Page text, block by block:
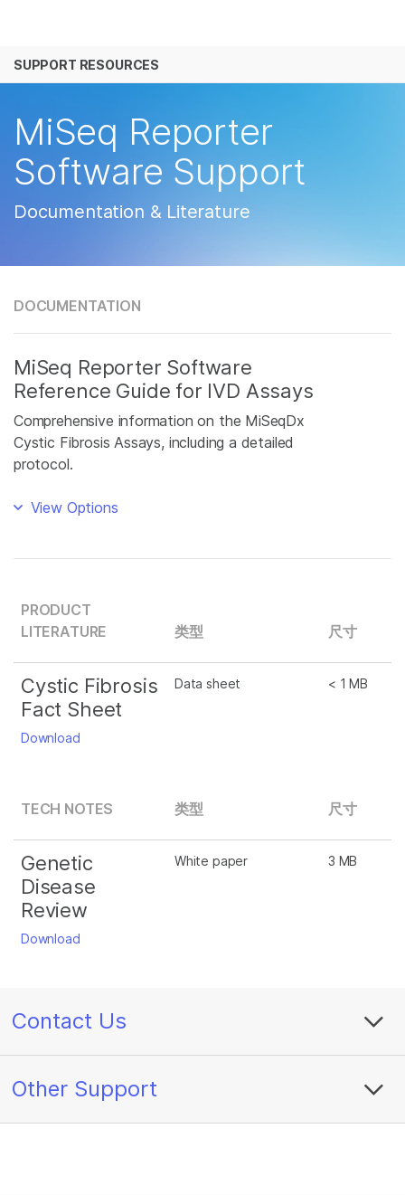
解决方案
公司
SUPPORT RESOURCES
MiSeq Reporter
Software Support
Documentation & Literature
DOCUMENTATION
MiSeq Reporter Software
Reference Guide for IVD Assays
Comprehensive information on the MiSeqDx
Cystic Fibrosis Assays, including a detailed
protocol.
View Options
PRODUCT
LITERATURE
类型 尺寸
Cystic Fibrosis
Fact Sheet
Download
Data sheet < 1 MB
TECH NOTES 类型 尺寸
Genetic
Disease
Review
Download
White paper 3 MB
Contact Us
Other Support
查看更多相关内容。选择您感兴趣的领域:
微生物学
农业基因组学
复杂疾病